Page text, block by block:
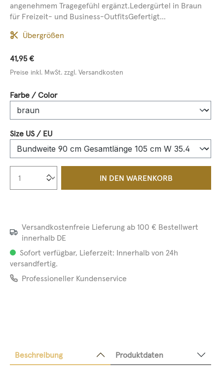
angenehmem Tragegefühl ergänzt.Ledergürtel in Braun
für Freizeit- und Business-OutfitsGefertigt...
Übergrößen
41,95 €
Preise inkl. MwSt. zzgl. Versandkosten
Farbe / Colorauswählen
Size US / EUauswählen
Produkt Anzahl: Gib den
IN DEN WARENKORB
Versandkostenfreie Lieferung ab 100 € Bestellwert
innerhalb DE
Sofort verfügbar, Lieferzeit: Innerhalb von 24h
versandfertig.
Professioneller Kundenservice
Beschreibung Produktdaten